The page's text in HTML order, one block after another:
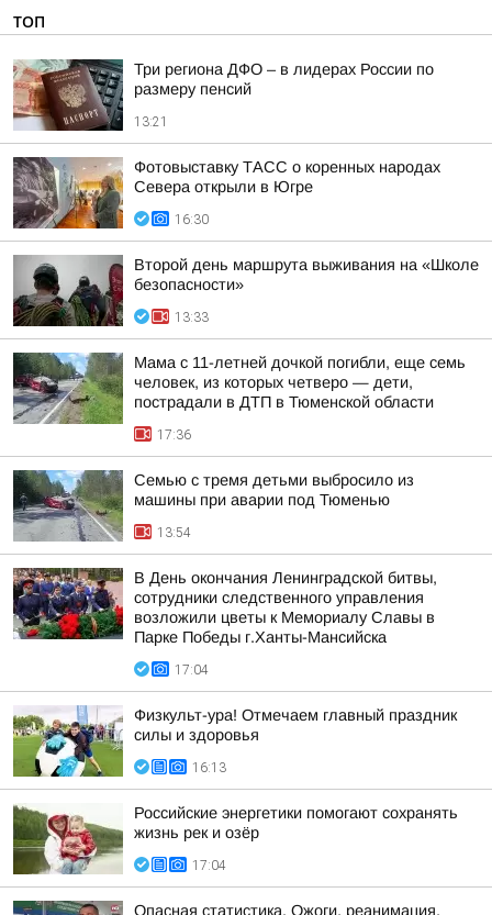
ТОП
Три региона ДФО – в лидерах России по
размеру пенсий
13:21
Фотовыставку ТАСС о коренных народах
Севера открыли в Югре
16:30
Второй день маршрута выживания на «Школе
безопасности»
13:33
Мама с 11-летней дочкой погибли, еще семь
человек, из которых четверо — дети,
пострадали в ДТП в Тюменской области
17:36
Семью с тремя детьми выбросило из
машины при аварии под Тюменью
13:54
В День окончания Ленинградской битвы,
сотрудники следственного управления
возложили цветы к Мемориалу Славы в
Парке Победы г.Ханты-Мансийска
17:04
Физкульт-ура! Отмечаем главный праздник
силы и здоровья
16:13
Российские энергетики помогают сохранять
жизнь рек и озёр
17:04
Опасная статистика. Ожоги, реанимация,